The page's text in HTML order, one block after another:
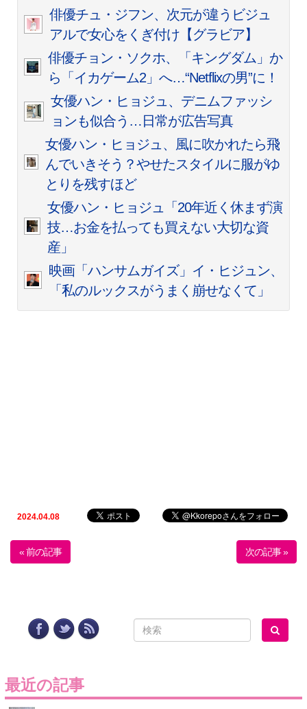
俳優チュ・ジフン、次元が違うビジュ
アルで女心をくぎ付け【グラビア】
俳優チョン・ソクホ、「キングダム」か
ら「イカゲーム2」へ…“Netflixの男”に！
女優ハン・ヒョジュ、デニムファッシ
ョンも似合う…日常が広告写真
女優ハン・ヒョジュ、風に吹かれたら飛
んでいきそう？やせたスタイルに服がゆ
とりを残すほど
女優ハン・ヒョジュ「20年近く休まず演
技…お金を払っても買えない大切な資
産」
映画「ハンサムガイズ」イ・ヒジュン、
「私のルックスがうまく崩せなくて」
2024.04.08
« 前の記事 次の記事 »
最近の記事